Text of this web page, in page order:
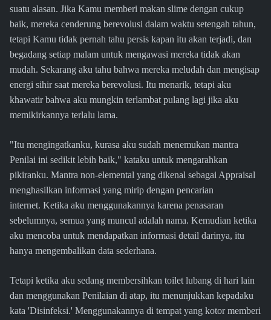
suatu alasan. Jika Kamu memberi makan slime dengan cukup
baik, mereka cenderung berevolusi dalam waktu setengah tahun,
tetapi Kamu tidak pernah tahu persis kapan itu akan terjadi, dan
begadang setiap malam untuk mengawasi mereka tidak akan
mudah. Sekarang aku tahu bahwa mereka meludah dan mengisap
energi sihir saat mereka berevolusi. Itu menarik, tetapi aku
khawatir bahwa aku mungkin terlambat pulang lagi jika aku
memikirkannya terlalu lama.
"Itu mengingatkanku, kurasa aku sudah menemukan mantra
Penilai ini sedikit lebih baik," kataku untuk mengarahkan
pikiranku. Mantra non-elemental yang dikenal sebagai Appraisal
menghasilkan informasi yang mirip dengan pencarian
internet. Ketika aku menggunakannya karena penasaran
sebelumnya, semua yang muncul adalah nama. Kemudian ketika
aku mencoba untuk mendapatkan informasi detail darinya, itu
hanya mengembalikan data sederhana.
Tetapi ketika aku sedang membersihkan toilet lubang di hari lain
dan menggunakan Penilaian di atap, itu menunjukkan kepadaku
kata 'Disinfeksi.' Menggunakannya di tempat yang kotor memberi